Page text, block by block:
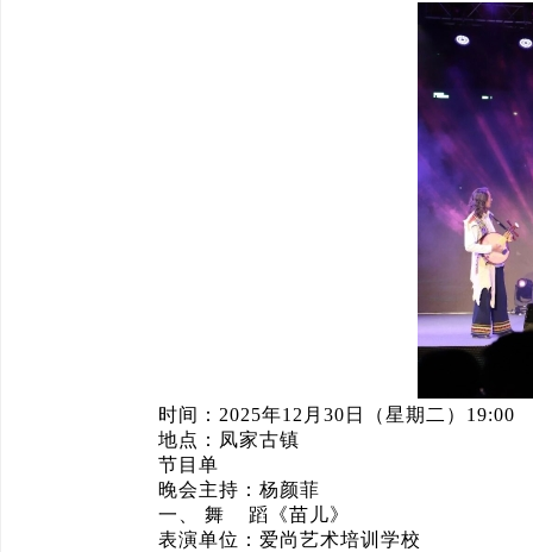
时间：2025年12月30日（星期二）19:00
地点：凤家古镇
节目单
晚会主持：杨颜菲
一、 舞 蹈《苗儿》
表演单位：爱尚艺术培训学校